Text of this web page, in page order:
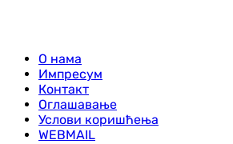
О нама
Импресум
Контакт
Оглашавање
Услови коришћења
WEBMAIL